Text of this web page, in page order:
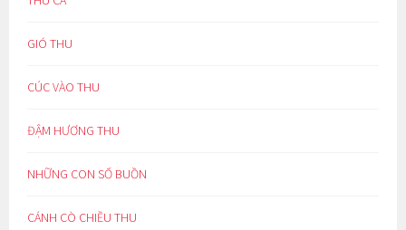
GIÓ THU
CÚC VÀO THU
ĐẬM HƯƠNG THU
NHỮNG CON SỐ BUỒN
CÁNH CÒ CHIỀU THU